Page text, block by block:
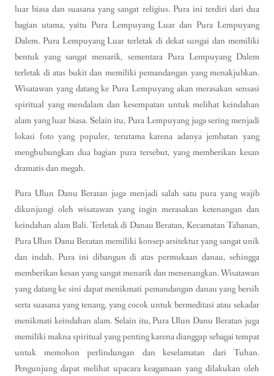
luar biasa dan suasana yang sangat religius. Pura ini terdiri dari dua
bagian utama, yaitu Pura Lempuyang Luar dan Pura Lempuyang
Dalem. Pura Lempuyang Luar terletak di dekat sungai dan memiliki
bentuk yang sangat menarik, sementara Pura Lempuyang Dalem
terletak di atas bukit dan memiliki pemandangan yang menakjubkan.
Wisatawan yang datang ke Pura Lempuyang akan merasakan sensasi
spiritual yang mendalam dan kesempatan untuk melihat keindahan
alam yang luar biasa. Selain itu, Pura Lempuyang juga sering menjadi
lokasi foto yang populer, terutama karena adanya jembatan yang
menghubungkan dua bagian pura tersebut, yang memberikan kesan
dramatis dan megah.
Pura Ulun Danu Beratan juga menjadi salah satu pura yang wajib
dikunjungi oleh wisatawan yang ingin merasakan ketenangan dan
keindahan alam Bali. Terletak di Danau Beratan, Kecamatan Tabanan,
Pura Ulun Danu Beratan memiliki konsep arsitektur yang sangat unik
dan indah. Pura ini dibangun di atas permukaan danau, sehingga
memberikan kesan yang sangat menarik dan menenangkan. Wisatawan
yang datang ke sini dapat menikmati pemandangan danau yang bersih
serta suasana yang tenang, yang cocok untuk bermeditasi atau sekadar
menikmati keindahan alam. Selain itu, Pura Ulun Danu Beratan juga
memiliki makna spiritual yang penting karena dianggap sebagai tempat
untuk memohon perlindungan dan keselamatan dari Tuhan.
Pengunjung dapat melihat upacara keagamaan yang dilakukan oleh